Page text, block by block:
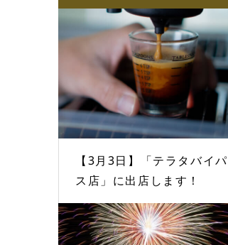
【3月3日】「テラタバイパ
ス店」に出店します！